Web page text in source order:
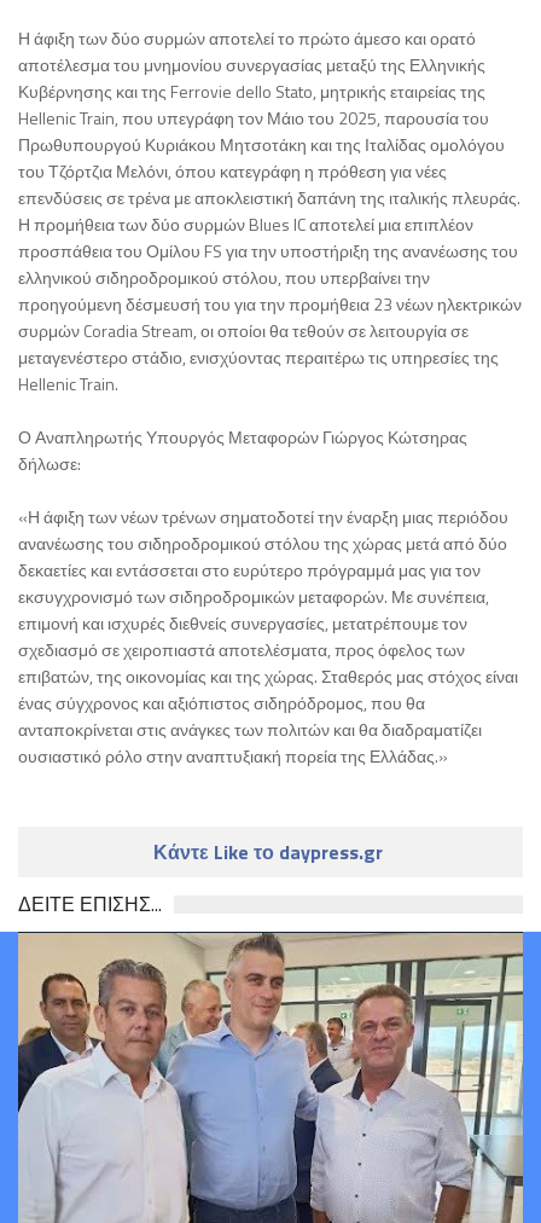
Η άφιξη των δύο συρμών αποτελεί το πρώτο άμεσο και ορατό
αποτέλεσμα του μνημονίου συνεργασίας μεταξύ της Ελληνικής
Κυβέρνησης και της Ferrovie dello Stato, μητρικής εταιρείας της
Hellenic Train, που υπεγράφη τον Μάιο του 2025, παρουσία του
Πρωθυπουργού Κυριάκου Μητσοτάκη και της Ιταλίδας ομολόγου
του Τζόρτζια Μελόνι, όπου κατεγράφη η πρόθεση για νέες
επενδύσεις σε τρένα με αποκλειστική δαπάνη της ιταλικής πλευράς.
Η προμήθεια των δύο συρμών Blues IC αποτελεί μια επιπλέον
προσπάθεια του Ομίλου FS για την υποστήριξη της ανανέωσης του
ελληνικού σιδηροδρομικού στόλου, που υπερβαίνει την
προηγούμενη δέσμευσή του για την προμήθεια 23 νέων ηλεκτρικών
συρμών Coradia Stream, οι οποίοι θα τεθούν σε λειτουργία σε
μεταγενέστερο στάδιο, ενισχύοντας περαιτέρω τις υπηρεσίες της
Hellenic Train.
Ο Αναπληρωτής Υπουργός Μεταφορών Γιώργος Κώτσηρας
δήλωσε:
«Η άφιξη των νέων τρένων σηματοδοτεί την έναρξη μιας περιόδου
ανανέωσης του σιδηροδρομικού στόλου της χώρας μετά από δύο
δεκαετίες και εντάσσεται στο ευρύτερο πρόγραμμά μας για τον
εκσυγχρονισμό των σιδηροδρομικών μεταφορών. Με συνέπεια,
επιμονή και ισχυρές διεθνείς συνεργασίες, μετατρέπουμε τον
σχεδιασμό σε χειροπιαστά αποτελέσματα, προς όφελος των
επιβατών, της οικονομίας και της χώρας. Σταθερός μας στόχος είναι
ένας σύγχρονος και αξιόπιστος σιδηρόδρομος, που θα
ανταποκρίνεται στις ανάγκες των πολιτών και θα διαδραματίζει
ουσιαστικό ρόλο στην αναπτυξιακή πορεία της Ελλάδας.»
Κάντε Like το daypress.gr
ΔΕΙΤΕ ΕΠΙΣΗΣ...